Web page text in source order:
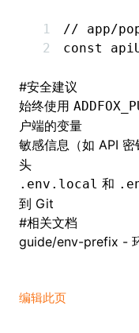
// app/
const
#安全建议
始终使用
户端的变量
敏感信息（如 API 密
头
.env.local 和
到 Git
#相关文档
guide/env-prefix -
编辑此页